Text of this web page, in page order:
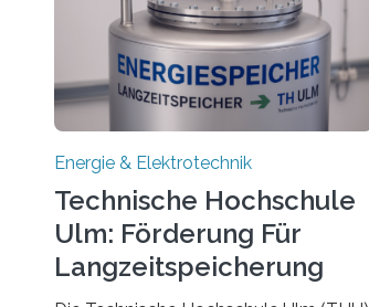
Energie & Elektrotechnik
Technische Hochschule
Ulm: Förderung Für
Langzeitspeicherung
von Energie